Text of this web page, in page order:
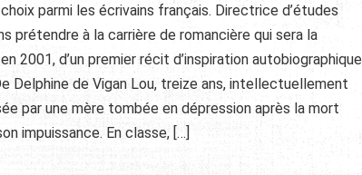
parmi les écrivains français. Directrice d’études
prétendre à la carrière de romancière qui sera la
2001, d’un premier récit d’inspiration autobiographique
Delphine de Vigan Lou, treize ans, intellectuellement
par une mère tombée en dépression après la mort
impuissance. En classe, […]